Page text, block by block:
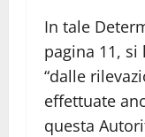
In tale
pagina 11, si
“dalle
effettuate
questa